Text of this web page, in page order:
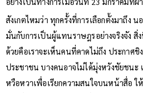
สังเกตไหมว่า ทุกครั้งที่การเลือกตั้งมาถึง
มั่นกับการเป็นผู้แทนราษฎรอย่างจริงจัง สิ่
ด้วยคือเราจะเห็นคนที่คาดไม่ถึง ประกาศ
ประชาชน บางคนอาจไม่ได้มุ่งหวังชัยชนะ
หวือหวาเพื่อเรียกความสนใจบนหน้าสื่อ ใ